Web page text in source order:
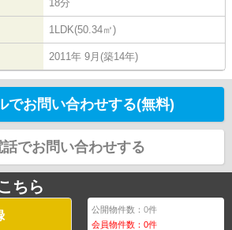
18分
1LDK(50.34㎡)
2011年 9月(築14年)
でお問い合わせする(無料)
話でお問い合わせする
ちら
公開物件数：0件
会員物件数：0件